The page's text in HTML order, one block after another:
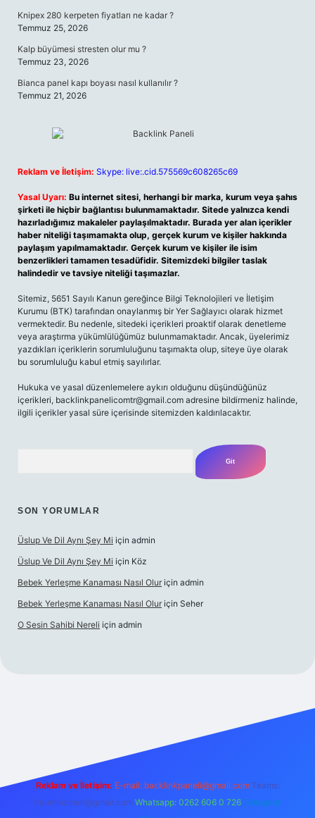
Knipex 280 kerpeten fiyatları ne kadar ?
Temmuz 25, 2026
Kalp büyümesi stresten olur mu ?
Temmuz 23, 2026
Bianca panel kapı boyası nasıl kullanılır ?
Temmuz 21, 2026
Reklam ve İletişim: Skype: live:.cid.575569c608265c69
Yasal Uyarı: Bu internet sitesi, herhangi bir marka, kurum veya şahıs
şirketi ile hiçbir bağlantısı bulunmamaktadır. Sitede yalnızca kendi
hazırladığımız makaleler paylaşılmaktadır. Burada yer alan içerikler
haber niteliği taşımamakta olup, gerçek kurum ve kişiler hakkında
paylaşım yapılmamaktadır. Gerçek kurum ve kişiler ile isim
benzerlikleri tamamen tesadüfidir. Sitemizdeki bilgiler taslak
halindedir ve tavsiye niteliği taşımazlar.
Sitemiz, 5651 Sayılı Kanun gereğince Bilgi Teknolojileri ve İletişim
Kurumu (BTK) tarafından onaylanmış bir Yer Sağlayıcı olarak hizmet
vermektedir. Bu nedenle, sitedeki içerikleri proaktif olarak denetleme
veya araştırma yükümlülüğümüz bulunmamaktadır. Ancak, üyelerimiz
yazdıkları içeriklerin sorumluluğunu taşımakta olup, siteye üye olarak
bu sorumluluğu kabul etmiş sayılırlar.
Hukuka ve yasal düzenlemelere aykırı olduğunu düşündüğünüz
içerikleri, backlinkpanelicomtr@gmail.com adresine bildirmeniz halinde,
ilgili içerikler yasal süre içerisinde sitemizden kaldırılacaktır.
SON YORUMLAR
Üslup Ve Dil Aynı Şey Mi için admin
Üslup Ve Dil Aynı Şey Mi için Köz
Bebek Yerleşme Kanaması Nasıl Olur için admin
Bebek Yerleşme Kanaması Nasıl Olur için Seher
O Sesin Sahibi Nereli için admin
Reklam ve İletişim: E-mail: backlinkpaneli@gmail.com Teams:
forumhizmeti@gmail.com Whatsapp: 0262 606 0 726 Telegram: